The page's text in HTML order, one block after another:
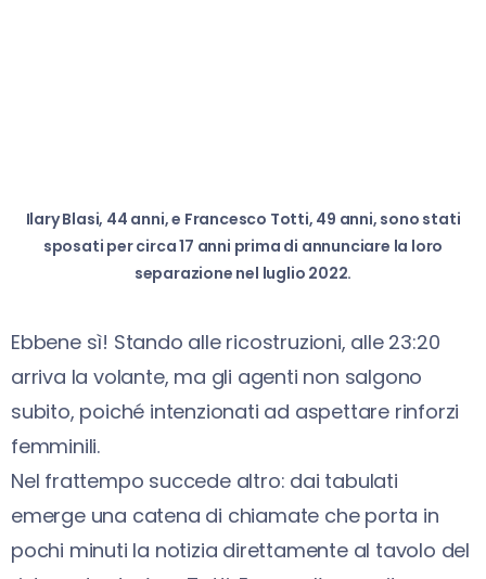
Ilary Blasi, 44 anni, e Francesco Totti, 49 anni, sono stati
sposati per circa 17 anni prima di annunciare la loro
separazione nel luglio 2022.
Ebbene sì! Stando alle ricostruzioni, alle 23:20
arriva la volante, ma gli agenti non salgono
subito, poiché intenzionati ad aspettare rinforzi
femminili.
Nel frattempo succede altro: dai tabulati
emerge una catena di chiamate che porta in
pochi minuti la notizia direttamente al tavolo del